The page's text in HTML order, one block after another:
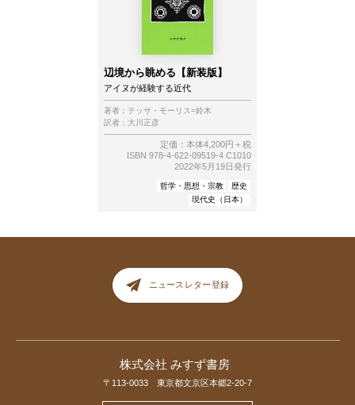
辺境から眺める【新装版】
アイヌが経験する近代
著者： テッサ・モーリス=鈴木
訳者： 大川正彦
定価：本体4,200円＋税
ISBN 978-4-622-09519-4 C1010
2022年5月19日発行
哲学・思想・宗教
歴史
現代史（日本）
ニュースレター登録
株式会社 みすず書房
〒113-0033 東京都文京区本郷2-20-7